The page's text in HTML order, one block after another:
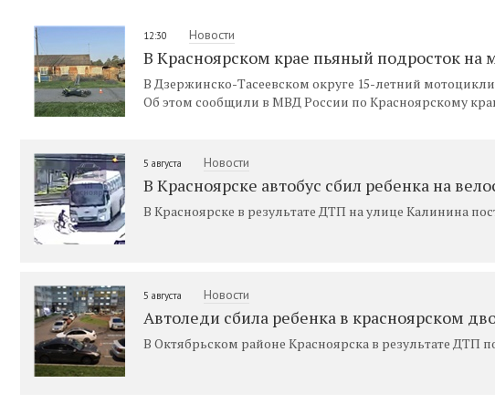
12:30 Новости
В Красноярском крае пьяный подросток на
В Дзержинско-Тасеевском округе 15-летний
Об этом сообщили в МВД России по Красноярскому
5 августа Новости
В Красноярске автобус сбил ребенка на
В Красноярске в результате ДТП на улице Калинина
5 августа Новости
Автоледи сбила ребенка в красноярском
В Октябрьском районе Красноярска в результате ДТП